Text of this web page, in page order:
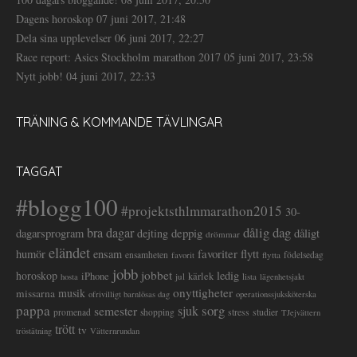
Dagens horoskop 07 juni 2017, 21:48
Dela sina upplevelser 06 juni 2017, 22:27
Race report: Asics Stockholm marathon 2017 05 juni 2017, 23:58
Nytt jobb! 04 juni 2017, 22:33
TRÄNING & KOMMANDE TÄVLINGAR
TAGGAT
#blogg100 #projektsthlmmarathon2015 30-
dagarsprogram bra dagar dejting deppig drömmar dålig dag dåligt
humör eländet ensam ensamheten favorit favoriter flytt flytta födelsedag
horoskop hosta iPhone jobb jobbet jul kärlek ledig lista lägenhetsjakt
missarna musik ofrivilligt barnlösas dag onyttigheter operationssjuksköterska
pappa promenad semester shopping sjuk sorg stress studier TJejvättern
tröstätning trött tv Vätternrundan